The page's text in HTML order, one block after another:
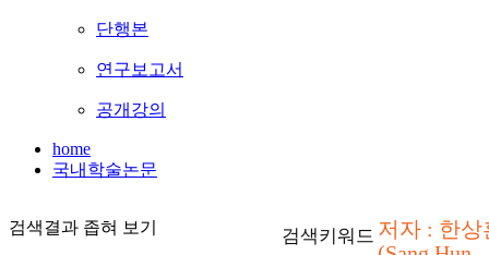
단행본
연구보고서
공개강의
home
국내학술논문
검색결과 좁혀 보기 검색키워드 저자 : 한상